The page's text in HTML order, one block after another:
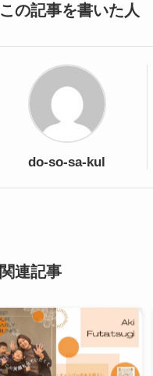
この記事を書いた人
do-so-sa-kul
関連記事